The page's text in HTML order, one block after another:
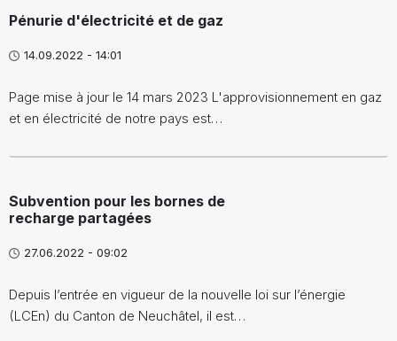
Pénurie d'électricité et de gaz
14.09.2022 - 14:01
Page mise à jour le 14 mars 2023 L'approvisionnement en gaz
et en électricité de notre pays est…
Subvention pour les bornes de
recharge partagées
27.06.2022 - 09:02
Depuis l’entrée en vigueur de la nouvelle loi sur l’énergie
(LCEn) du Canton de Neuchâtel, il est…